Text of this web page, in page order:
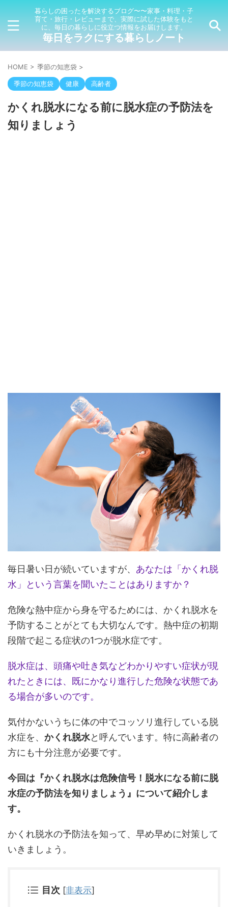
暮らしの困ったを解決するブログ〜〜家事・料理・子
育て・旅行・レビューまで、実際に試した体験をもと
に、毎日の暮らしに役立つ情報をお届けします。
毎日をラクにする暮らしノート
HOME > 季節の知恵袋 >
季節の知恵袋 健康 高齢者
かくれ脱水になる前に脱水症の予防法を
知りましょう
毎日暑い日が続いていますが、 あなたは「かくれ脱
水」という言葉を聞いたことはありますか？
危険な熱中症から身を守るためには、かくれ脱水を
予防することがとても大切なんです。熱中症の初期
段階で起こる症状の1つが脱水症です。
脱水症は、頭痛や吐き気などわかりやすい症状が現
れたときには、既にかなり進行した危険な状態であ
る場合が多いのです。
気付かないうちに体の中でコッソリ進行している脱
水症を、 かくれ脱水と呼んでいます。特に高齢者の
方にも十分注意が必要です。
今回は『かくれ脱水は危険信号！脱水になる前に脱
水症の予防法を知りましょう』について紹介しま
す。
かくれ脱水の予防法を知って、早め早めに対策して
いきましょう。
目次 [非表示]